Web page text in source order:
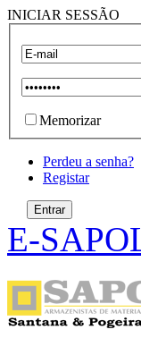
INICIAR SESSÃO
Memorizar
Perdeu a senha?
Registar
E-